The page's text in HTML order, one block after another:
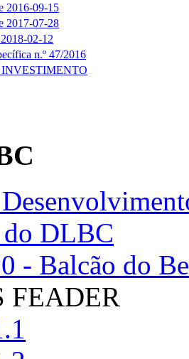
2016-09-15
2017-07-28
02-12
n.º 47/2016
INVESTIMENTO
DLBC
- Balcão do
FEADER